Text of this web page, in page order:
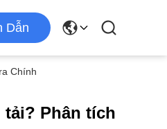
Dẫn
Chính
tải? Phân tích